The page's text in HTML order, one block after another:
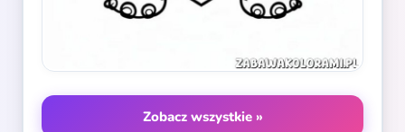
Zobacz wszystkie »